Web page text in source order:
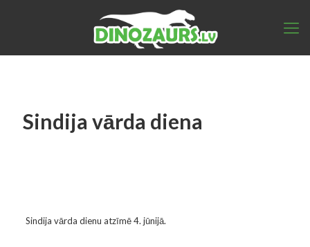
Sindija vārda diena
Sindija vārda dienu atzīmē 4. jūnijā.